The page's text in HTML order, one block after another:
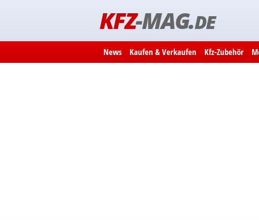
KFZ-MAG.DE
News Kaufen & Verkaufen Kfz-Zubehör